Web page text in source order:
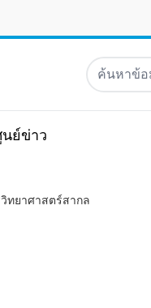
ค้นหาข้อมู
ย์ข่าว
ทยาศาสตร์สากล